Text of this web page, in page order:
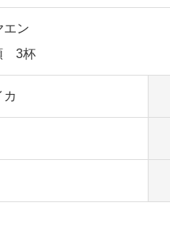
エン
3杯
カ